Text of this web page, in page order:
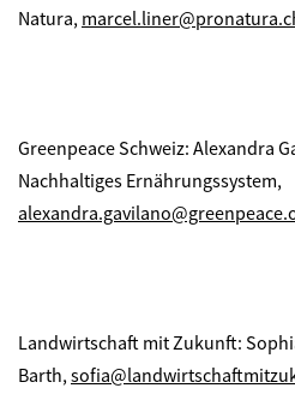
Natura,
Greenpeace Schweiz: Alexandra
Nachhaltiges Ernährungssystem,
Landwirtschaft mit Zukunft:
Barth,